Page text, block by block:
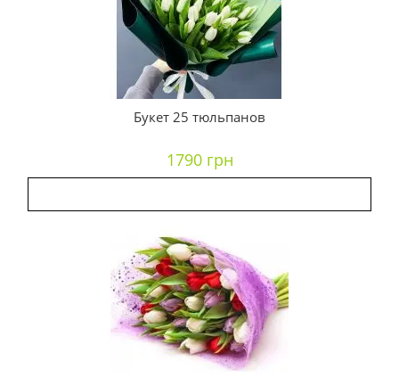
Букет 25 тюльпанов
1790 грн